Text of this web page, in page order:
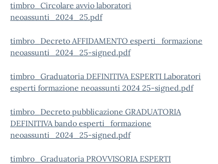
timbro_Circolare avvio laboratori
neoassunti_2024_25.pdf
timbro_Decreto AFFIDAMENTO esperti_formazione
neoassunti_2024_25-signed.pdf
timbro_Graduatoria DEFINITIVA ESPERTI Laboratori
esperti formazione neoassunti 2024 25-signed.pdf
timbro_Decreto pubblicazione GRADUATORIA
DEFINITIVA bando esperti_formazione
neoassunti_2024_25-signed.pdf
timbro_Graduatoria PROVVISORIA ESPERTI